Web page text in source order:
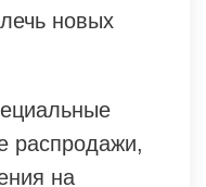
новых
распродажи,
на